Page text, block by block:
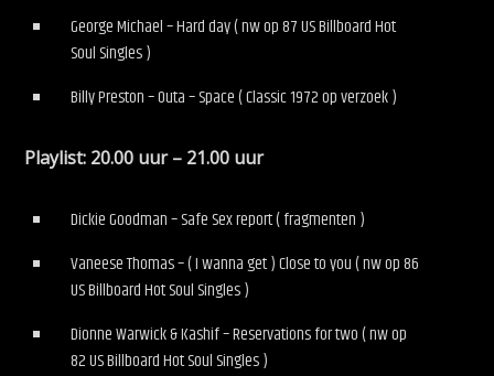
George Michael – Hard day ( nw op 87 US Billboard Hot
Soul Singles )
Billy Preston – Outa – Space ( Classic 1972 op verzoek )
Playlist: 20.00 uur – 21.00 uur
Dickie Goodman – Safe Sex report ( fragmenten )
Vaneese Thomas – ( I wanna get ) Close to you ( nw op 86
US Billboard Hot Soul Singles )
Dionne Warwick & Kashif – Reservations for two ( nw op
82 US Billboard Hot Soul Singles )